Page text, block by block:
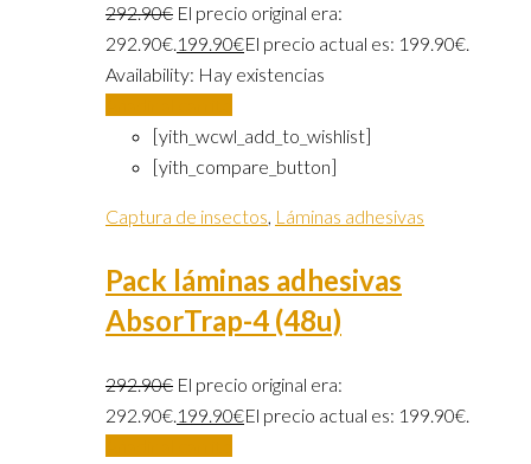
292.90€ El precio original era:
292.90€.199.90€El precio actual es: 199.90€.
Availability: Hay existencias
[yith_wcwl_add_to_wishlist]
[yith_compare_button]
Captura de insectos, Láminas adhesivas
Pack láminas adhesivas
AbsorTrap-4 (48u)
292.90€ El precio original era:
292.90€.199.90€El precio actual es: 199.90€.